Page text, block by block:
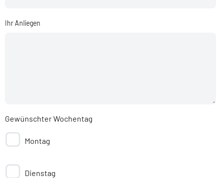
Ihr Anliegen
Gewünschter Wochentag
Montag
Dienstag